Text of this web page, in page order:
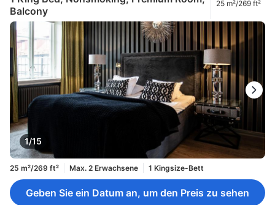
Balcony
25 m²/269 ft²
1/15
25 m²/269 ft² Max. 2 Erwachsene 1 Kingsize-Bett
Geben Sie ein Datum an, um den Preis zu sehen